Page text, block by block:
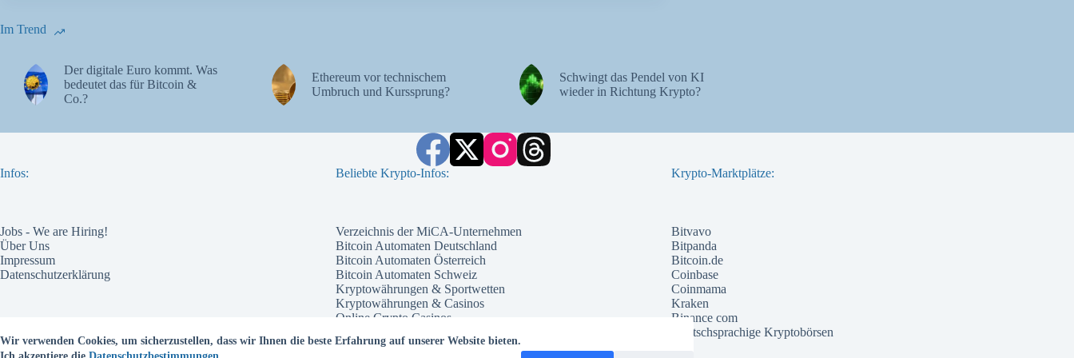
Wir verwenden Cookies, um sicherzustellen, dass wir Ihnen die beste Erfahrung auf unserer Website bieten.
Im Trend
Der digitale Euro kommt. Was
bedeutet das für Bitcoin &
Co.?
Ethereum vor technischem
Umbruch und Kurssprung?
Schwingt das Pendel von KI
wieder in Richtung Krypto?
Infos:
Jobs - We are Hiring!
Über Uns
Impressum
Datenschutzerklärung
Beliebte Krypto-Infos:
Verzeichnis der MiCA-Unternehmen
Bitcoin Automaten Deutschland
Bitcoin Automaten Österreich
Bitcoin Automaten Schweiz
Kryptowährungen & Sportwetten
Kryptowährungen & Casinos
Online Crypto Casinos
Welche Kryptowährung 2026
Krypto-Marktplätze:
Bitvavo
Bitpanda
Bitcoin.de
Coinbase
Coinmama
Kraken
Binance com
Deutschsprachige Kryptobörsen